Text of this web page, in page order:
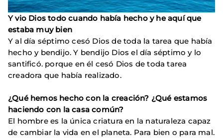
Y vio Dios todo cuando había hecho y he aquí que
estaba muy bien
Y al día séptimo cesó Dios de toda la tarea que había
hecho y bendijo. Y bendijo Dios el día séptimo y lo
santificó. porque en él cesó Dios de toda tarea
creadora que había realizado.
¿Qué hemos hecho con la creación? ¿Qué estamos
haciendo con la casa común?
El hombre es la única criatura en la naturaleza capaz
de cambiar la vida en el planeta. Para bien o para mal.